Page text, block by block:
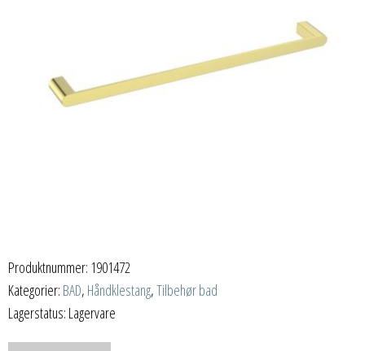
Produktnummer: 1901472
Kategorier: BAD, Håndklestang,Tilbehør bad
Lagerstatus: Lagervare